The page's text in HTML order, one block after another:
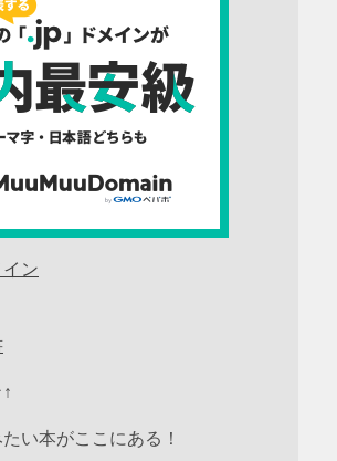
ン
い本がここにある！